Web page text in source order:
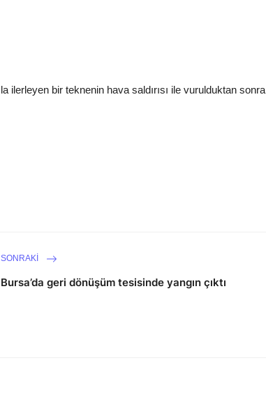
ilerleyen bir teknenin hava saldırısı ile vurulduktan sonra
SONRAKI
Bursa’da geri dönüşüm tesisinde yangın çıktı